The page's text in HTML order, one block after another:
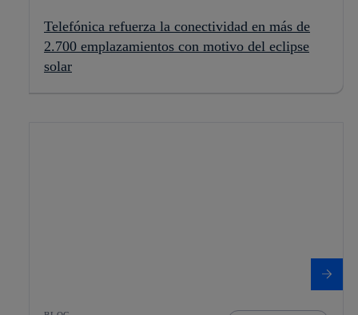
Telefónica refuerza la conectividad en más de
2.700 emplazamientos con motivo del eclipse
solar